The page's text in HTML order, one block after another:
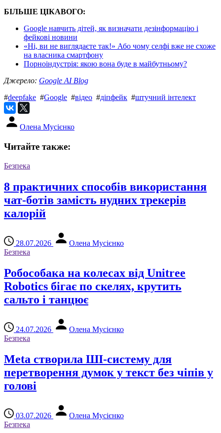
БІЛЬШЕ ЦІКАВОГО:
Google навчить дітей, як визначати дезінформацію і
фейкові новини
«Ні, ви не виглядаєте так!» Або чому селфі вже не схоже
на власника смартфону
Порноіндустрія: якою вона буде в майбутньому?
Джерело: Google AI Blog
#deepfake #Google #відео #діпфейк #штучний інтелект
Олена Мусієнко
Читайте также:
Безпека
8 практичних способів використання
чат-ботів замість нудних трекерів
калорій
28.07.2026
Олена Мусієнко
Безпека
Робособака на колесах від Unitree
Robotics бігає по скелях, крутить
сальто і танцює
24.07.2026
Олена Мусієнко
Безпека
Meta створила ШІ-систему для
перетворення думок у текст без чіпів у
голові
03.07.2026
Олена Мусієнко
Безпека